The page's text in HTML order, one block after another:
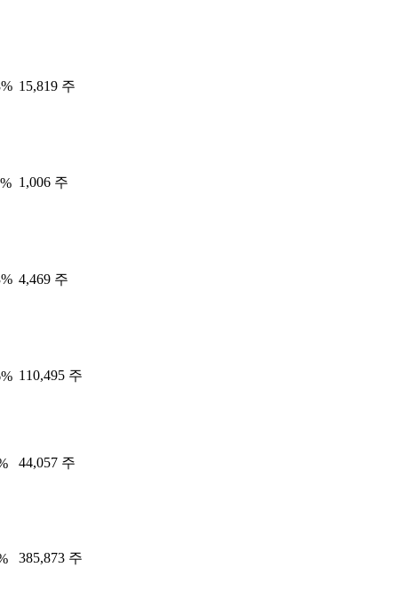
15,819 주
1,006 주
4,469 주
110,495 주
44,057 주
385,873 주